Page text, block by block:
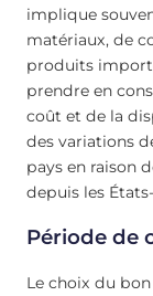
implique
matériaux, de
produits
prendre en
coût et de la
des variations
pays en raison
depuis les
Période de
Le choix du